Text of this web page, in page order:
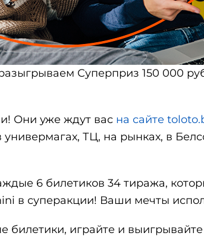
Суперприз 150 000
Они уже ждут вас на сайте
ТЦ, на рынках, в
6 билетиков 34 тиража,
в суперакции! Ваши мечты
билетики, играйте и